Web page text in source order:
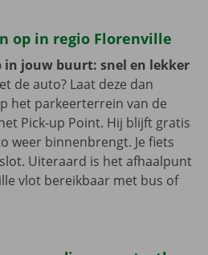
op in regio Florenville
in jouw buurt: snel en lekker
de auto? Laat deze dan
het parkeerterrein van de
Pick-up Point. Hij blijft gratis
weer binnenbrengt. Je fiets
Uiteraard is het afhaalpunt
vlot bereikbaar met bus of